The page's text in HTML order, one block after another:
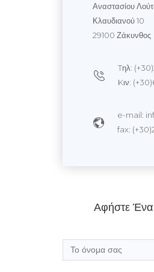
Αναστασίου
Κλαυδιανού 10
29100 Ζάκυνθος
Tηλ:
Kιν:
e-mail:
fax:
Αφήστε